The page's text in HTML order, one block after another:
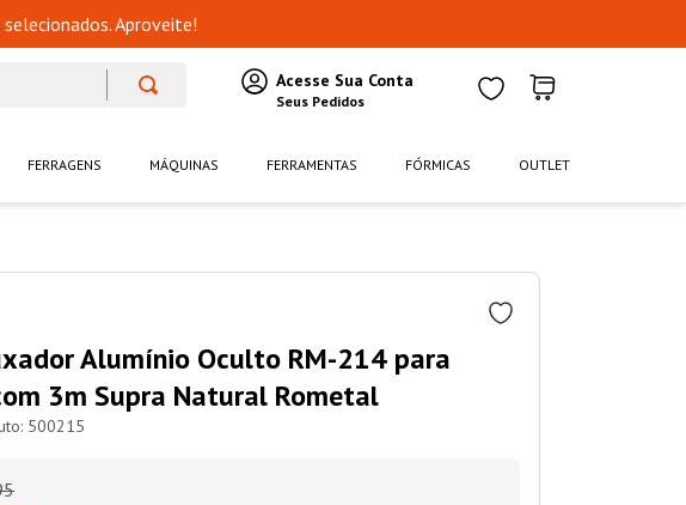
Aproveite!
FERRAGENS MÁQUINAS FERRAMENTAS FÓRMICAS OUTLET
Alumínio Oculto RM-214 para
3m Supra Natural Rometal
500215